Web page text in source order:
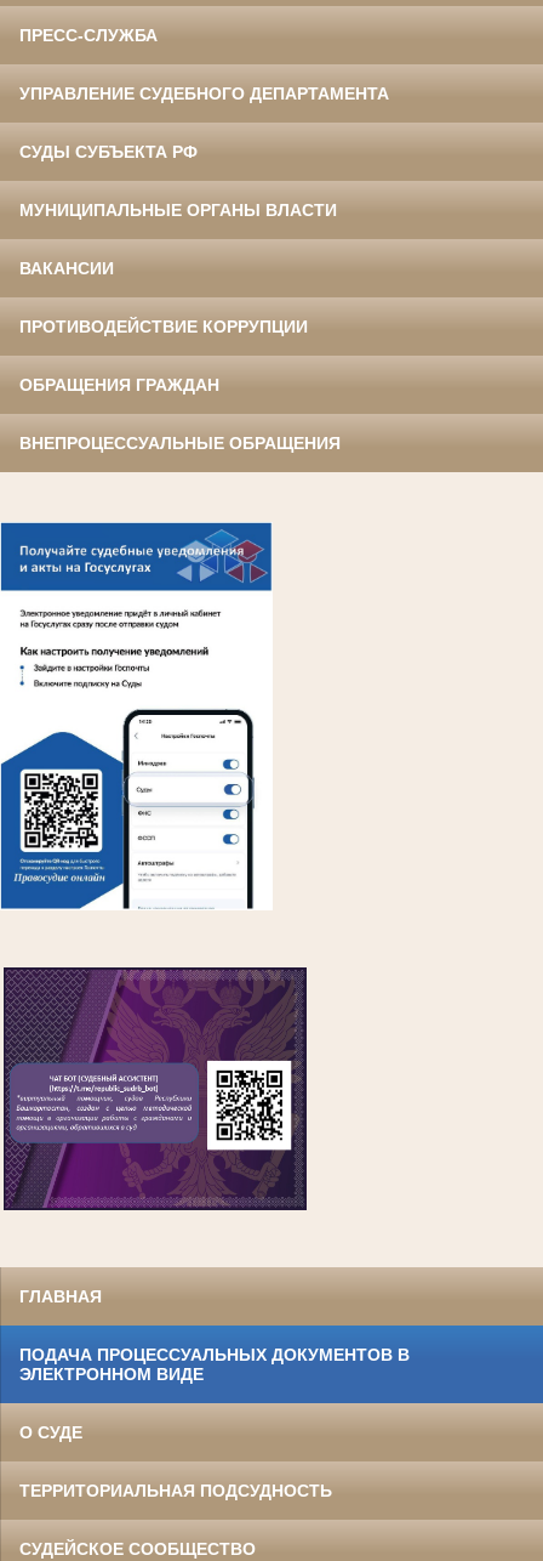
ПРЕСС-СЛУЖБА
УПРАВЛЕНИЕ СУДЕБНОГО ДЕПАРТАМЕНТА
СУДЫ СУБЪЕКТА РФ
МУНИЦИПАЛЬНЫЕ ОРГАНЫ ВЛАСТИ
ВАКАНСИИ
ПРОТИВОДЕЙСТВИЕ КОРРУПЦИИ
ОБРАЩЕНИЯ ГРАЖДАН
ВНЕПРОЦЕССУАЛЬНЫЕ ОБРАЩЕНИЯ
ГЛАВНАЯ
ПОДАЧА ПРОЦЕССУАЛЬНЫХ ДОКУМЕНТОВ В
ЭЛЕКТРОННОМ ВИДЕ
О СУДЕ
ТЕРРИТОРИАЛЬНАЯ ПОДСУДНОСТЬ
СУДЕЙСКОЕ СООБЩЕСТВО